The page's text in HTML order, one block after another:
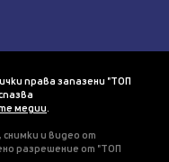
права запазени "ТОП
медии.
и видео от
разрешение от "ТОП